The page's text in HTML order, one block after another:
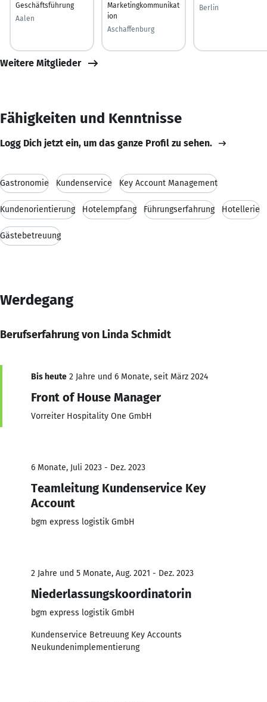
Geschäftsführung
Aalen
Marketingkommunikat
ion
Aschaffenburg
Berlin
Weitere Mitglieder
Fähigkeiten und Kenntnisse
Logg Dich jetzt ein, um das ganze Profil zu sehen.
Gastronomie Kundenservice Key Account Management
Kundenorientierung Hotelempfang Führungserfahrung Hotellerie
Gästebetreuung
Werdegang
Berufserfahrung von Linda Schmidt
Bis heute 2 Jahre und 6 Monate, seit März 2024
Front of House Manager
Vorreiter Hospitality One GmbH
6 Monate, Juli 2023 - Dez. 2023
Teamleitung Kundenservice Key
Account
bgm express logistik GmbH
2 Jahre und 5 Monate, Aug. 2021 - Dez. 2023
Niederlassungskoordinatorin
bgm express logistik GmbH
Kundenservice Betreuung Key Accounts
Neukundenimplementierung